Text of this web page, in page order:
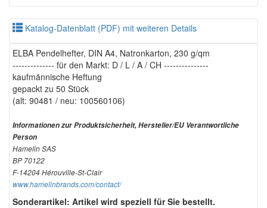
Katalog-Datenblatt (PDF) mit weiteren Details
ELBA Pendelhefter, DIN A4, Natronkarton, 230 g/qm
-------------- für den Markt: D / L / A / CH ---------------
kaufmännische Heftung
gepackt zu 50 Stück
(alt: 90481 / neu: 100560106)
Informationen zur Produktsicherheit, Hersteller/EU Verantwortliche
Person
Hamelin SAS
BP 70122
F-14204 Hérouville-St-Clair
www.hamelinbrands.com/contact/
Sonderartikel: Artikel wird speziell für Sie bestellt.